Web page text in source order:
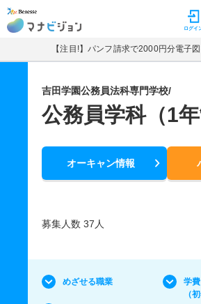
マナビジョン ログイ
【注目!】パンフ請求で2000円分電子
吉田学園公務員法科専門学校/
公務員学科（1年
オーキャン情報
募集人数 37人
めざせる職業
学費
（